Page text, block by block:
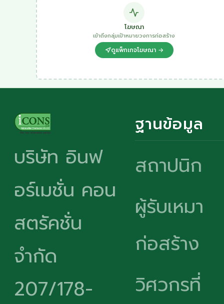
โฆษณา
เข้าถึงกลุ่มเป้าหมายวงการก่อสร้าง
ดูแพ็กเกจโฆษณา →
บริษัท อินฟ
อร์เมชั่น คอน
สตรัคชั่น
จำกัด
207/178-
ฐานข้อมูล
สถาปนิก
ผู้รับเหมา
ก่อสร้าง
วิศวกรที่